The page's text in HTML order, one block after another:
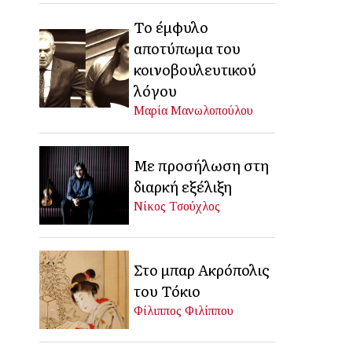
Το έμφυλο
αποτύπωμα του
κοινοβουλευτικού
λόγου
Μαρία Μανωλοπούλου
Με προσήλωση στη
διαρκή εξέλιξη
Νίκος Τσούχλος
Στο μπαρ Ακρόπολις
του Τόκιο
Φίλιππος Φιλίππου